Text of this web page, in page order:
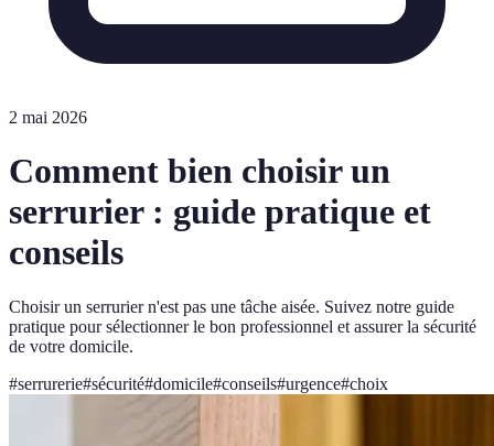
2 mai 2026
Comment bien choisir un
serrurier : guide pratique et
conseils
Choisir un serrurier n'est pas une tâche aisée. Suivez notre guide
pratique pour sélectionner le bon professionnel et assurer la sécurité
de votre domicile.
#serrurerie#sécurité#domicile#conseils#urgence#choix